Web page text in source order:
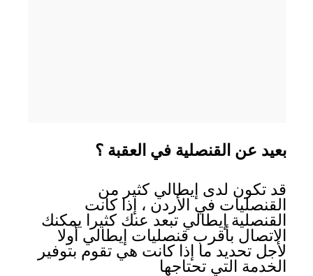
بعيد عن القنصلية في العقبة ؟
قد تكون لدى إيطالي كثير من
القنصليات في الأردن ، إذا كانت
القنصلية إيطالي تبعد عنك كثيرا يمكنك
الاتصال بأقرب قنصليات إيطالي أولا
لأجل تحديد ما إذا كانت هي تقوم بتوفير
الخدمة التي تحتاجها